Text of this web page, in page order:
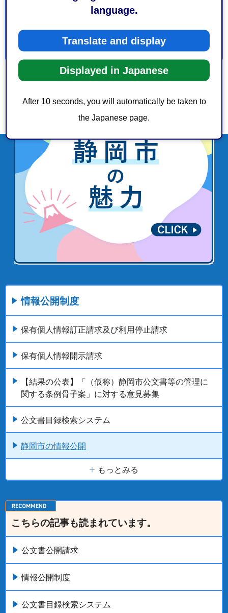
language.
Translate and display
Displayed in Japanese
After 10 seconds, you will automatically be taken to
the Japanese page.
3：見つけにくかった
情報公開制度
保有個人情報訂正請求及び利用停止請求
保有個人情報開示請求
【結果の公表】「（仮称）静岡市公文書等の管理に
関する条例骨子案」に対する意見募集
公文書目録検索システム
静岡市の情報公開
もっとみる
こちらの記事も読まれています。
公文書公開請求
情報公開制度
公文書目録検索システム